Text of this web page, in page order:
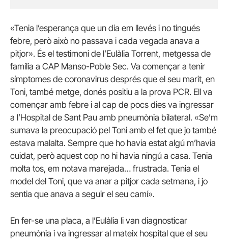
«Tenia l’esperança que un dia em llevés i no tingués
febre, però això no passava i cada vegada anava a
pitjor». És el testimoni de l’Eulàlia Torrent, metgessa de
família a CAP Manso-Poble Sec. Va començar a tenir
símptomes de coronavirus després que el seu marit, en
Toni, també metge, donés positiu a la prova PCR. Ell va
començar amb febre i al cap de pocs dies va ingressar
a l’Hospital de Sant Pau amb pneumònia bilateral. «Se’m
sumava la preocupació pel Toni amb el fet que jo també
estava malalta. Sempre que ho havia estat algú m’havia
cuidat, però aquest cop no hi havia ningú a casa. Tenia
molta tos, em notava marejada… frustrada. Tenia el
model del Toni, que va anar a pitjor cada setmana, i jo
sentia que anava a seguir el seu camí».
En fer-se una placa, a l’Eulàlia li van diagnosticar
pneumònia i va ingressar al mateix hospital que el seu